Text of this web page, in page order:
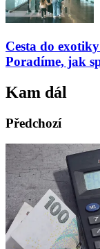
Cesta do
Poradíme, jak
Kam dál
Předchozí